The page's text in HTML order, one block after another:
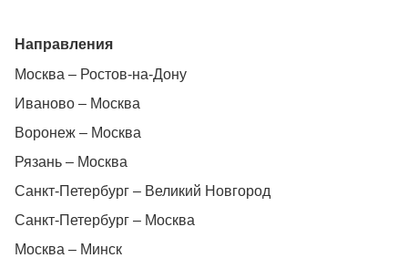
Направления
Москва – Ростов-на-Дону
Иваново – Москва
Воронеж – Москва
Рязань – Москва
Санкт-Петербург – Великий Новгород
Санкт-Петербург – Москва
Москва – Минск